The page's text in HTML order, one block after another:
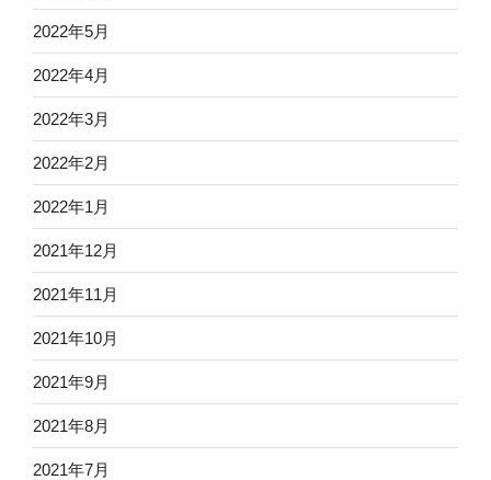
2022年5月
2022年4月
2022年3月
2022年2月
2022年1月
2021年12月
2021年11月
2021年10月
2021年9月
2021年8月
2021年7月